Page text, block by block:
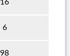
16
6
98